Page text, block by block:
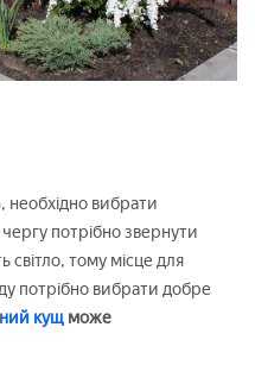
вибрати
потрібно звернути
світло, тому місце для
потрібно вибрати добре
кущ може